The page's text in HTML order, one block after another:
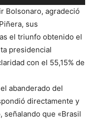
Bolsonaro, agradeció
sus
el triunfo obtenido el
presidencial
con el 55,15% de
abanderado del
directamente y
señalando que «Brasil